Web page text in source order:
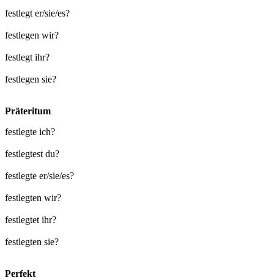
festlegt er/sie/es?
festlegen wir?
festlegt ihr?
festlegen sie?
Präteritum
festlegte ich?
festlegtest du?
festlegte er/sie/es?
festlegten wir?
festlegtet ihr?
festlegten sie?
Perfekt